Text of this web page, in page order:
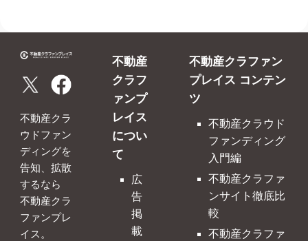
不動産クラ
ウドファン
ディングを
告知、拡散
するなら
不動産クラ
ファンプレ
イス。
不動産
クラフ
ァンプ
レイス
につい
て
広
告
掲
載
不動産クラファン
プレイス コンテン
ツ
不動産クラウド
ファンディング
入門編
不動産クラファ
ンサイト徹底比
較
不動産クラファ